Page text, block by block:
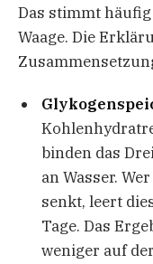
Das stimmt
Waage. Die
binden das
an Wasser.
senkt, leert
Tage. Das
weniger auf